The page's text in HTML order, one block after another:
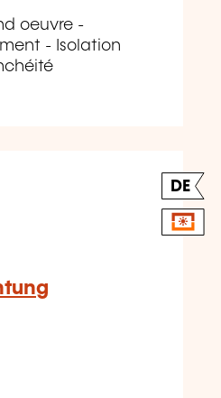
oeuvre -
- Isolation
DE